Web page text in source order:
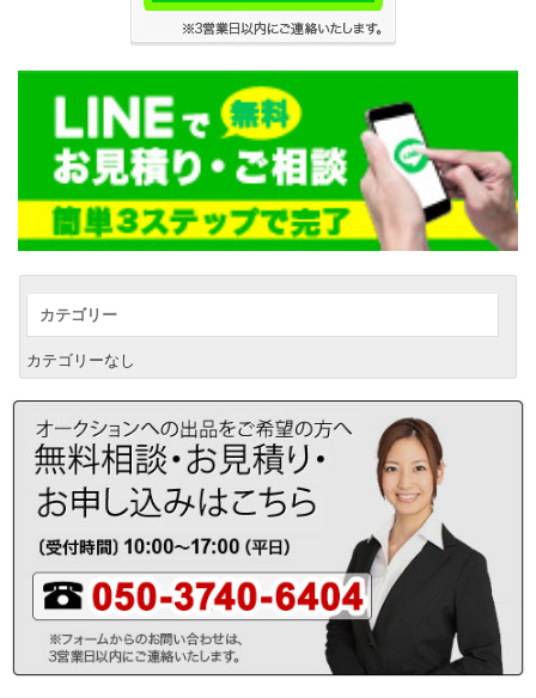
カテゴリー
カテゴリーなし